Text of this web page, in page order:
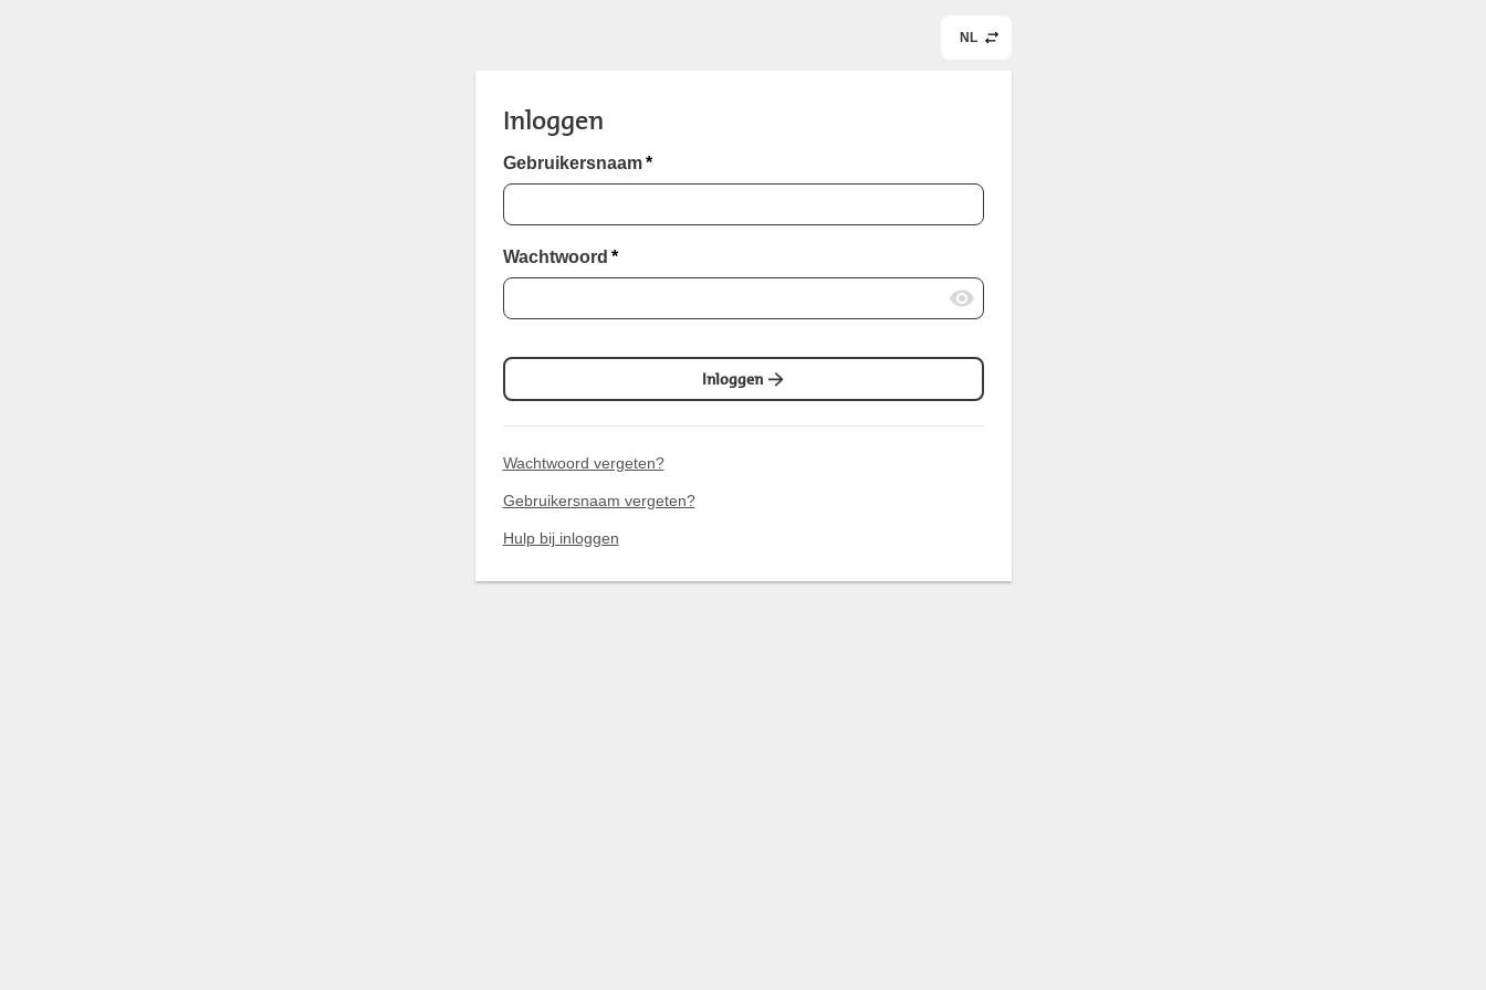
NL
Inloggen
Gebruikersnaam *
Wachtwoord *
Inloggen
Wachtwoord vergeten?
Gebruikersnaam vergeten?
Hulp bij inloggen